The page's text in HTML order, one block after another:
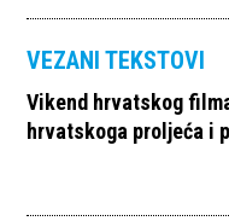
VEZANI TEKSTOVI
Vikend hrvatskog
hrvatskoga proljeća i